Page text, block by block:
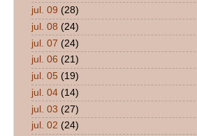
jul. 09 (28)
jul. 08 (24)
jul. 07 (24)
jul. 06 (21)
jul. 05 (19)
jul. 04 (14)
jul. 03 (27)
jul. 02 (24)